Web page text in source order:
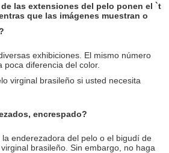
las extensiones del pelo ponen el `t
que las imágenes muestran o
exhibiciones. El mismo número
diferencia del color.
virginal brasileño si usted necesita
encrespado?
enderezadora del pelo o el bigudí de
brasileño. Sin embargo, no haga